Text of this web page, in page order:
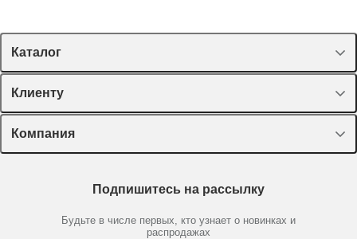
Каталог
Спецпредложения
Оборудование, приборы
Пластик, стекло, принадлежности
Химические реактивы, препараты, наборы
Производители
Клиенту
Лекторий Диаэм
Доставка и оплата
Мобильное приложение
Компания
Партнеры
Подпишитесь на рассылку
Будьте в числе первых, кто узнает о новинках и
распродажах